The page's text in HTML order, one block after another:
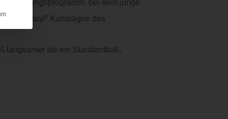
Ausbildungsprogramm, bei dem junge
and Stay!" Kampagne des
langsamer als ein Standardball,